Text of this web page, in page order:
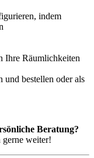
indem
Ihre Räumlichkeiten
bestellen oder als
Beratung?
weiter!